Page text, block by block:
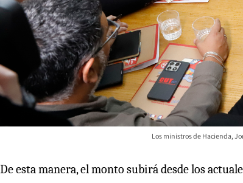
Los ministros de Hacienda,
De esta manera, el monto subirá desde los